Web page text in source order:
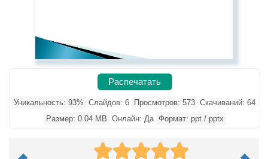
Распечатать
Уникальность: 93% Слайдов: 6 Просмотров: 573 Скачиваний: 64
Размер: 0.04 MB Онлайн: Да Формат: ppt / pptx